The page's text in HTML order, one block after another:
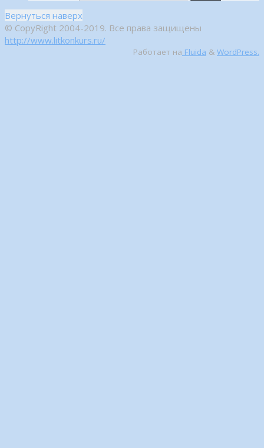
Вернуться наверх
© CopyRight 2004-2019. Все права защищены
http://www.litkonkurs.ru/
Работает на Fluida & WordPress.